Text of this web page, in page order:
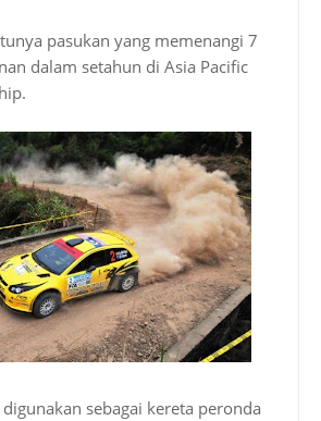
pasukan yang memenangi 7
dalam setahun di Asia Pacific
sebagai kereta peronda